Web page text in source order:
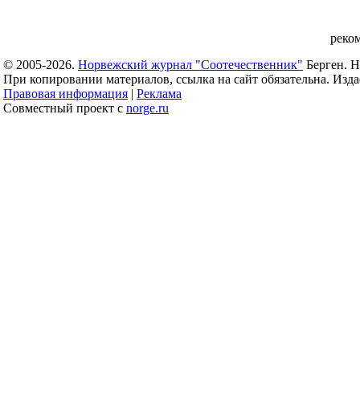
© 2005-2026. Норвежский журнал "Соотечественник" Берген.
При копировании материалов, ссылка на сайт обязательна.
Правовая информация | Реклама
Совместный проект с norge.ru